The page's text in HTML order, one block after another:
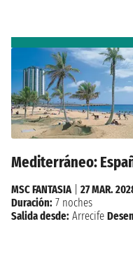
Mediterráneo:
MSC FANTASIA| 27 MAR.
Duración: 7 noches
Salida desde: Arrecife